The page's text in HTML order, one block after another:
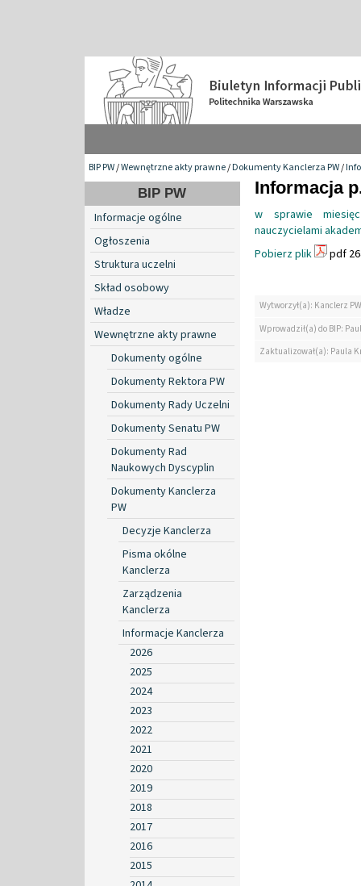
BIP PW/Wewnętrzne akty prawne/Dokumenty Kanclerza PW/
BIP PW
Informacje ogólne
Ogłoszenia
Struktura uczelni
Skład osobowy
Władze
Wewnętrzne akty prawne
Dokumenty ogólne
Dokumenty Rektora PW
Dokumenty Rady Uczelni
Dokumenty Senatu PW
Dokumenty Rad
Naukowych Dyscyplin
Dokumenty Kanclerza
PW
Decyzje Kanclerza
Pisma okólne
Kanclerza
Zarządzenia
Kanclerza
Informacje Kanclerza
2026
2025
2024
2023
2022
2021
2020
2019
2018
2017
2016
2015
Informacja
w sprawie
nauczycielami
Pobierz plik
pdf
Wytworzył(a): Kanclerz PW
Wprowadził(a) do BIP:
Zaktualizował(a): Paula